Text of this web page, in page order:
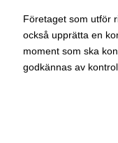
Företaget som utför
också upprätta en
moment som ska
godkännas av